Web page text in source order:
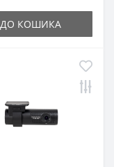
ДО КОШИКА